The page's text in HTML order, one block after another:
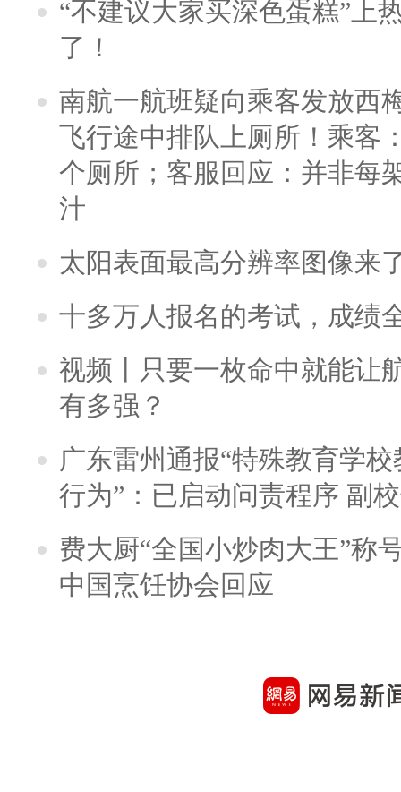
“不建议大家买深色蛋糕”上
了！
南航一航班疑向乘客发放西
飞行途中排队上厕所！乘客
个厕所；客服回应：并非每
汁
太阳表面最高分辨率图像来
十多万人报名的考试，成绩
视频丨只要一枚命中就能让
有多强？
广东雷州通报“特殊教育学
行为”：已启动问责程序 副
费大厨“全国小炒肉大王”称
中国烹饪协会回应